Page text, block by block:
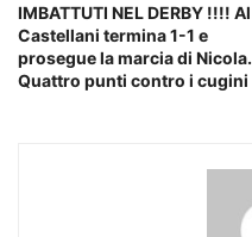
IMBATTUTI NEL DERBY !!!! Al
Castellani termina 1-1 e
prosegue la marcia di Nicola.
Quattro punti contro i cugini